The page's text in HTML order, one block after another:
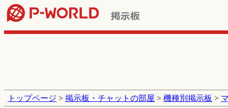
トップページ > 掲示板・チャットの部屋 > 機種別掲示板 >